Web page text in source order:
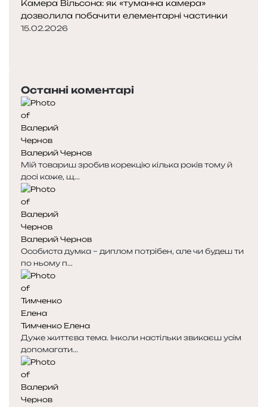
Камера Вільсона: як «туманна камера»
дозволила побачити елементарні частинки
15.02.2026
р
е
д
н
я
с
т
о
р
і
н
к
а
т
у
п
н
а
с
т
о
р
і
н
к
а
Останні коментарі
Валерий Чернов
Мій товариш зробив корекцію кілька років тому й
досі каже, щ...
Валерий Чернов
Особиста думка – диплом потрібен, але чи будеш ти
по ньому п...
Тимченко Елена
Дуже життєва тема. Інколи настільки звикаєш усім
допомагати...